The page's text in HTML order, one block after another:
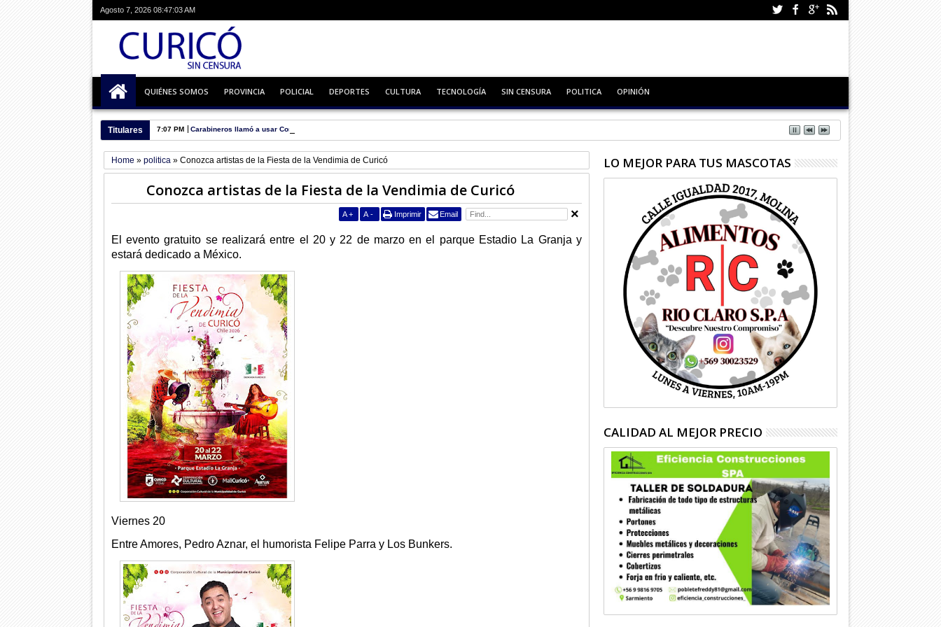
Agosto 7, 2026 08:47:04 AM
QUIÉNES SOMOS PROVINCIA POLICIAL DEPORTES CULTURA TECNOLOGÍA SIN CENSURA POLITICA OPINIÓN
Titulares 7:07 PM Carabineros llamó a usar Comisaría Virtual
Home » politica » Conozca artistas de la Fiesta de la Vendimia de Curicó
Conozca artistas de la Fiesta de la Vendimia de Curicó
A + A - Imprimir Email
El evento gratuito se realizará entre el 20 y 22 de marzo en el parque Estadio La Granja y
estará dedicado a México.
Viernes 20
Entre Amores, Pedro Aznar, el humorista Felipe Parra y Los Bunkers.
LO MEJOR PARA TUS MASCOTAS
CALIDAD AL MEJOR PRECIO